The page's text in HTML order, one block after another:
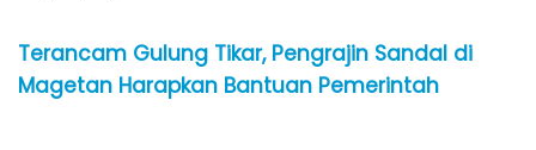
Terancam Gulung Tikar, Pengrajin Sandal di
Magetan Harapkan Bantuan Pemerintah